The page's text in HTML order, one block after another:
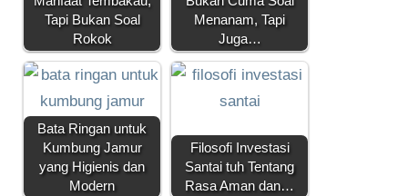
Tapi Bukan Soal
Rokok
Menanam, Tapi
Juga…
Bata Ringan untuk
Kumbung Jamur
yang Higienis dan
Modern
Filosofi Investasi
Santai tuh Tentang
Rasa Aman dan…